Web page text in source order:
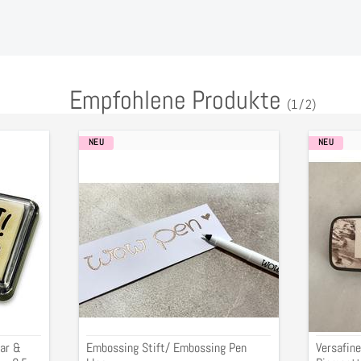
Empfohlene Produkte (1/2)
&
Embossing
Embossing
Pen
klar
NEU
Embossing Stift/ Embossing Pen
Versafine
Clair
Dune",
NEU